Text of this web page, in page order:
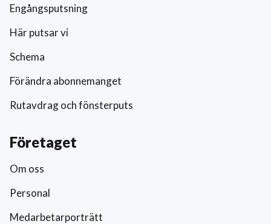
Engångsputsning
Här putsar vi
Schema
Förändra abonnemanget
Rutavdrag och fönsterputs
Företaget
Om oss
Personal
Medarbetarporträtt